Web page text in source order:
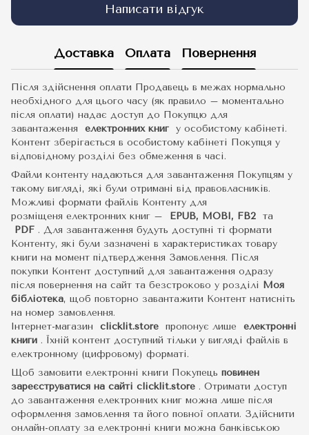
Написати відгук
Доставка Оплата Повернення
Після здійснення оплати Продавець в межах нормально
необхідного для цього часу (як правило – моментально
після оплати) надає доступ до Покупцю для
завантаження електронних книг у особистому кабінеті.
Контент зберігається в особистому кабінеті Покупця у
відповідному розділі без обмеження в часі.
Файли контенту надаються для завантаження Покупцям у
такому вигляді, які були отримані від правовласників.
Можливі формати файлів Контенту для
розміщеня електронних книг –
EPUB, MOBI, FB2 та
PDF . Для завантаження будуть доступні ті формати
Контенту, які були зазначені в характеристиках товару
книги на момент підтвердження Замовлення. Після
покупки Контент доступний для завантаження одразу
після повернення на сайт та безстроково у розділі Моя
бібліотека, щоб повторно завантажити Контент натисніть
на номер замовлення.
Інтернет-магазин clicklit.store пропонує лише електронні
книги . Їхній контент доступний тільки у вигляді файлів в
електронному (цифровому) форматі.
Щоб замовити електронні книги Покупець повинен
зареєструватися на сайті clicklit.store . Отримати доступ
до завантаження електронних книг можна лише після
оформлення замовлення та його повної оплати. Здійснити
онлайн-оплату за електронні книги можна банківською